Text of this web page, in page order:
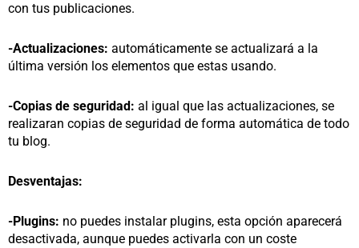
con tus publicaciones.
-Actualizaciones: automáticamente se actualizará a la
última versión los elementos que estas usando.
-Copias de seguridad: al igual que las actualizaciones, se
realizaran copias de seguridad de forma automática de todo
tu blog.
Desventajas:
-Plugins: no puedes instalar plugins, esta opción aparecerá
desactivada, aunque puedes activarla con un coste